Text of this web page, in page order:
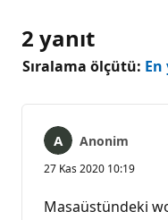
2 yanıt
Sıralama ölçütü: En
Anonim
27 Kas 2020 10:19
Masaüstündeki